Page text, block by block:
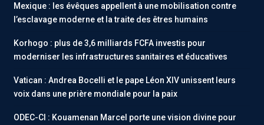
Mexique : les évêques appellent à une mobilisation contre
l’esclavage moderne et la traite des êtres humains
Korhogo : plus de 3,6 milliards FCFA investis pour
moderniser les infrastructures sanitaires et éducatives
Vatican : Andrea Bocelli et le pape Léon XIV unissent leurs
voix dans une prière mondiale pour la paix
ODEC-CI : Kouamenan Marcel porte une vision divine pour